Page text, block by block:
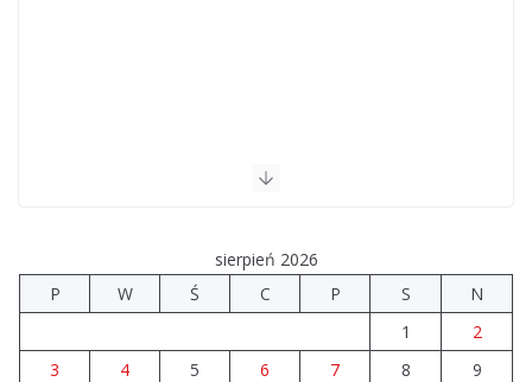
sierpień 2026
P
W Ś C P S
N
1
2
3
4 5 6 7 8
9